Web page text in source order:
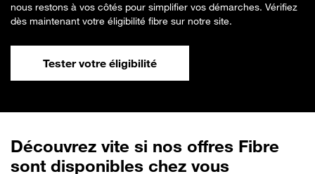
nous restons à vos côtés pour simplifier vos démarches. Vérifiez
dès maintenant votre éligibilité fibre sur notre site.
Tester votre éligibilité
Découvrez vite si nos offres Fibre
sont disponibles chez vous